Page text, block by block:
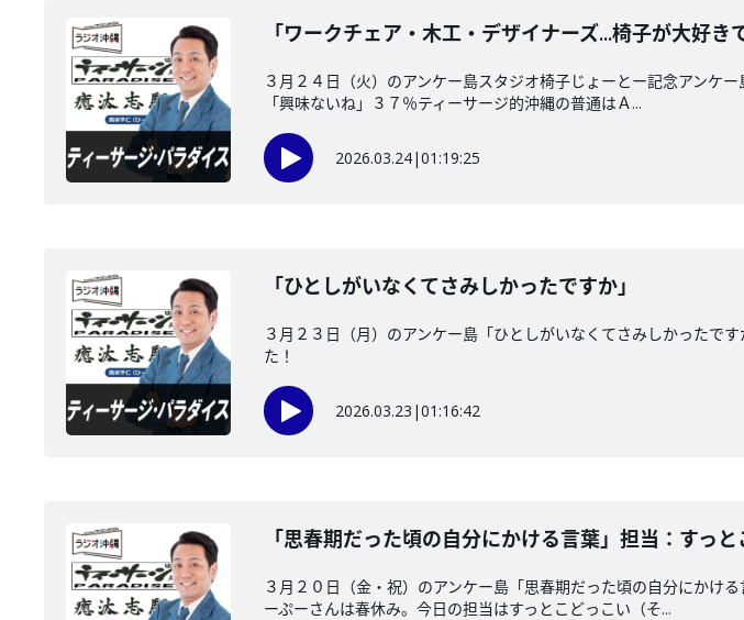
「ワークチェア・木工・デザイナーズ...椅子が大好き
３月２４日（火）のアンケー島スタジオ椅子じょーとー記念アンケ
「興味ないね」３７％ティーサージ的沖縄の普通はＡ...
2026.03.24|01:19:25
「ひとしがいなくてさみしかったですか」
３月２３日（月）のアンケー島「ひとしがいなくてさみしかったで
た！
2026.03.23 |01:16:42
「思春期だった頃の自分にかける言葉」担当：すっ
３月２０日（金・祝）のアンケー島「思春期だった頃の自分にかけ
ーぷーさんは春休み。今日の担当はすっとこどっこい（そ...